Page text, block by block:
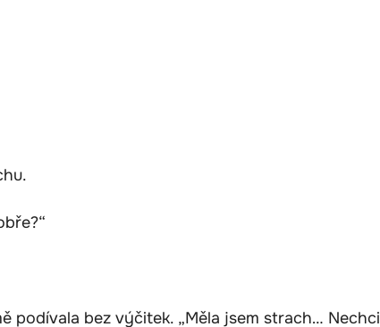
podívala bez výčitek. „Měla jsem strach… Nechci